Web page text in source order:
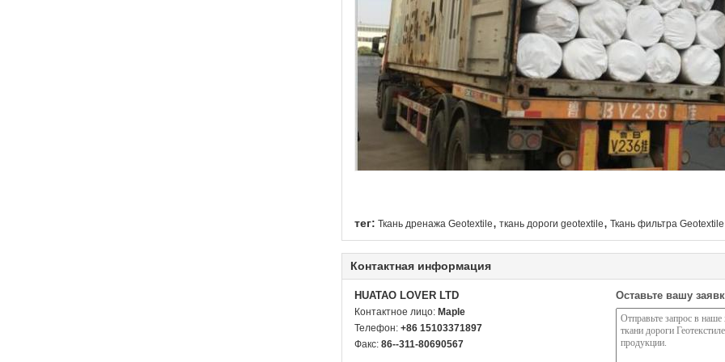
тег: Ткань дренажа Geotextile, ткань дороги geotextile, Ткань фильтра Geotextile
Контактная информация
HUATAO LOVER LTD
Контактное лицо: Maple
Телефон: +86 15103371897
Факс: 86--311-80690567
Оставьте вашу